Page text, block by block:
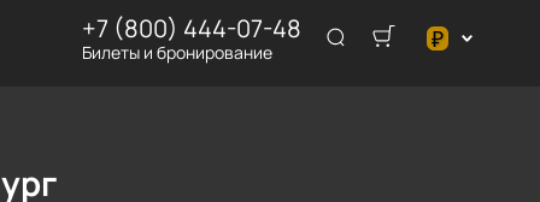
+7 (800) 444-07-48
Билеты и бронирование ₽